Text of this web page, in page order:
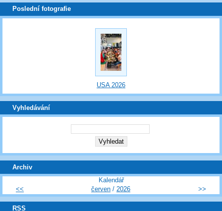
Poslední fotografie
USA 2026
Vyhledávání
Archiv
Kalendář
<<
červen / 2026 >>
RSS